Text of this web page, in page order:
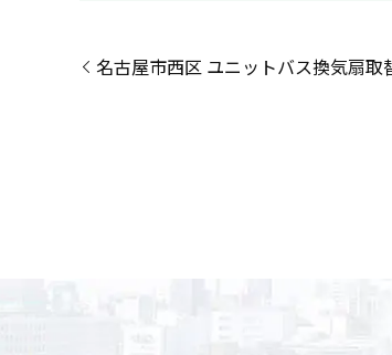
名古屋市西区 ユニットバス換気扇